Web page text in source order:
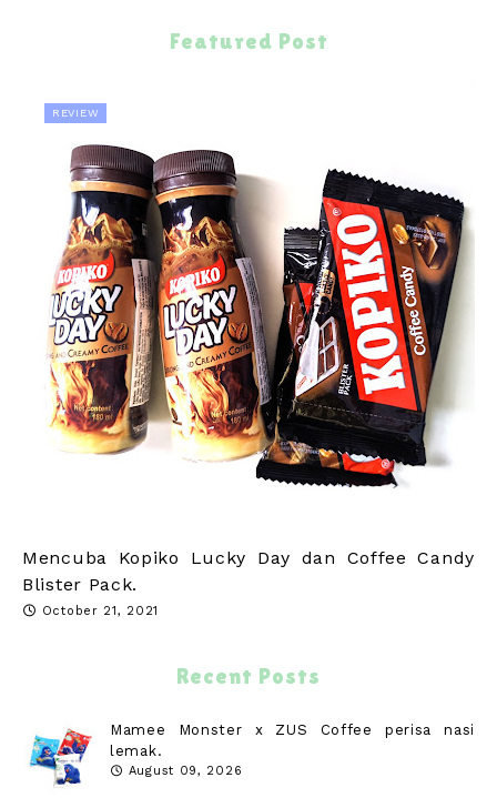
Featured Post
REVIEW
Mencuba Kopiko Lucky Day dan Coffee Candy
Blister Pack.
October 21, 2021
Recent Posts
Mamee Monster x ZUS Coffee perisa nasi
lemak.
August 09, 2026